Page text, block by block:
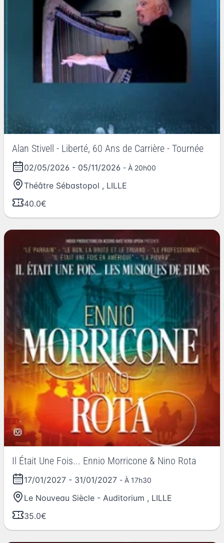
Alan Stivell - Liberté, 60 Ans de Carrière - Tournée
02/05/2026 - 05/11/2026 - À 20h00
Théâtre Sébastopol , LILLE
40.0€
Il Était Une Fois... Ennio Morricone & Nino Rota
17/01/2027 - 31/01/2027 - À 17h30
Le Nouveau Siècle - Auditorium , LILLE
35.0€